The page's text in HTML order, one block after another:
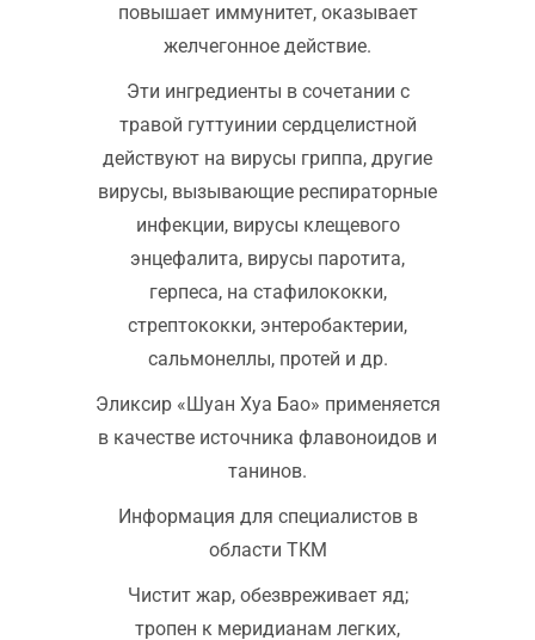
повышает иммунитет, оказывает
желчегонное действие.
Эти ингредиенты в сочетании с
травой гуттуинии сердцелистной
действуют на вирусы гриппа, другие
вирусы, вызывающие респираторные
инфекции, вирусы клещевого
энцефалита, вирусы паротита,
герпеса, на стафилококки,
стрептококки, энтеробактерии,
сальмонеллы, протей и др.
Эликсир «Шуан Хуа Бао» применяется
в качестве источника флавоноидов и
танинов.
Информация для специалистов в
области ТКМ
Чистит жар, обезвреживает яд;
тропен к меридианам легких,